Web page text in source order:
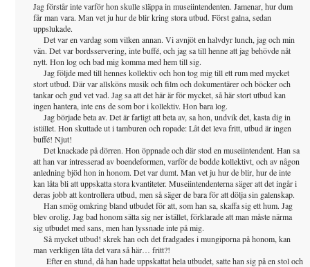
Jag förstår inte varför hon skulle släppa in museiintendenten. Jamenar, hur dum
får man vara. Man vet ju hur de blir kring stora utbud. Först galna, sedan
uppslukade.
Det var en vardag som vilken annan. Vi avnjöt en halvdyr lunch, jag och min
vän. Det var bordsservering, inte buffé, och jag sa till henne att jag behövde nåt
nytt. Hon log och bad mig komma med hem till sig.
Jag följde med till hennes kollektiv och hon tog mig till ett rum med mycket
stort utbud. Där var allsköns musik och film och dokumentärer och böcker och
tankar och gud vet vad. Jag sa att det här är för mycket, så här stort utbud kan
ingen hantera, inte ens de som bor i kollektiv. Hon bara log.
Jag började beta av. Det är farligt att beta av, sa hon, undvik det, kasta dig in
istället. Hon skuttade ut i tamburen och ropade: Låt det leva fritt, utbud är ingen
buffé! Njut!
Det knackade på dörren. Hon öppnade och där stod en museiintendent. Han sa
att han var intresserad av boendeformen, varför de bodde kollektivt, och av någon
anledning bjöd hon in honom. Det var dumt. Man vet ju hur de blir, hur de inte
kan låta bli att uppskatta stora kvantiteter. Museiintendenterna säger att det ingår i
deras jobb att kontrollera utbud, men så säger de bara för att dölja sin galenskap.
Han smög omkring bland utbudet för att, som han sa, skaffa sig ett hum. Jag
blev orolig. Jag bad honom sätta sig ner istället, förklarade att man måste närma
sig utbudet med sans, men han lyssnade inte på mig.
Så mycket utbud! skrek han och det fradgades i mungiporna på honom, kan
man verkligen låta det vara så här… fritt?!
Efter en stund, då han hade uppskattat hela utbudet, satte han sig på en stol och